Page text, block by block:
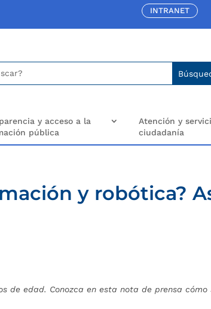
INTRANET
y acceso a la
pública
Atención y
ciudadanía
y robótica?
de edad. Conozca en esta nota de prensa cómo